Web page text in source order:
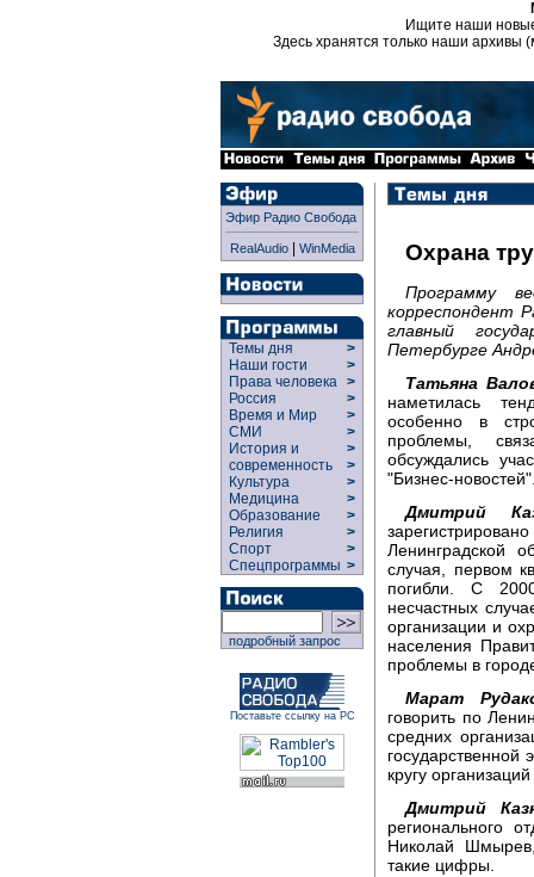
Ищите наши
Здесь хранятся только наши архивы
Эфир Радио Свобода
RealAudio| WinMedia
Темы дня
>
Наши гости
>
Права человека >
Россия
>
Время и Мир
>
СМИ
>
История и
современность
>
>
Культура
>
Медицина
>
Образование
>
Религия
>
Спорт
>
Спецпрограммы >
подробный запрос
Поставьте ссылку на РС
Охрана
Программу
корреспондент
главный
Петербурге
Татьяна
наметилась
особенно в
проблемы,
обсуждались
"Бизнес-
Дмитрий
Ленинградской
случая, первом
погибли. С
несчастных
организации и
населения
проблемы в
Марат
говорить по
средних
государственной
кругу
Дмитрий
регионального
Николай
такие цифры.